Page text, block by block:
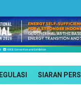
SIARAN PERS